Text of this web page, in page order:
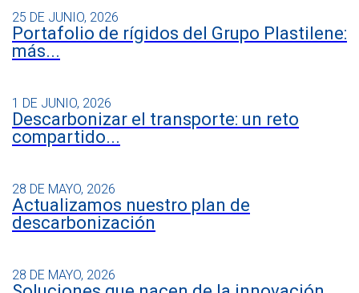
25 DE JUNIO, 2026
Portafolio de rígidos del Grupo Plastilene:
más...
1 DE JUNIO, 2026
Descarbonizar el transporte: un reto
compartido...
28 DE MAYO, 2026
Actualizamos nuestro plan de
descarbonización
28 DE MAYO, 2026